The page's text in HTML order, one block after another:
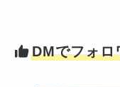
DMでフォロ